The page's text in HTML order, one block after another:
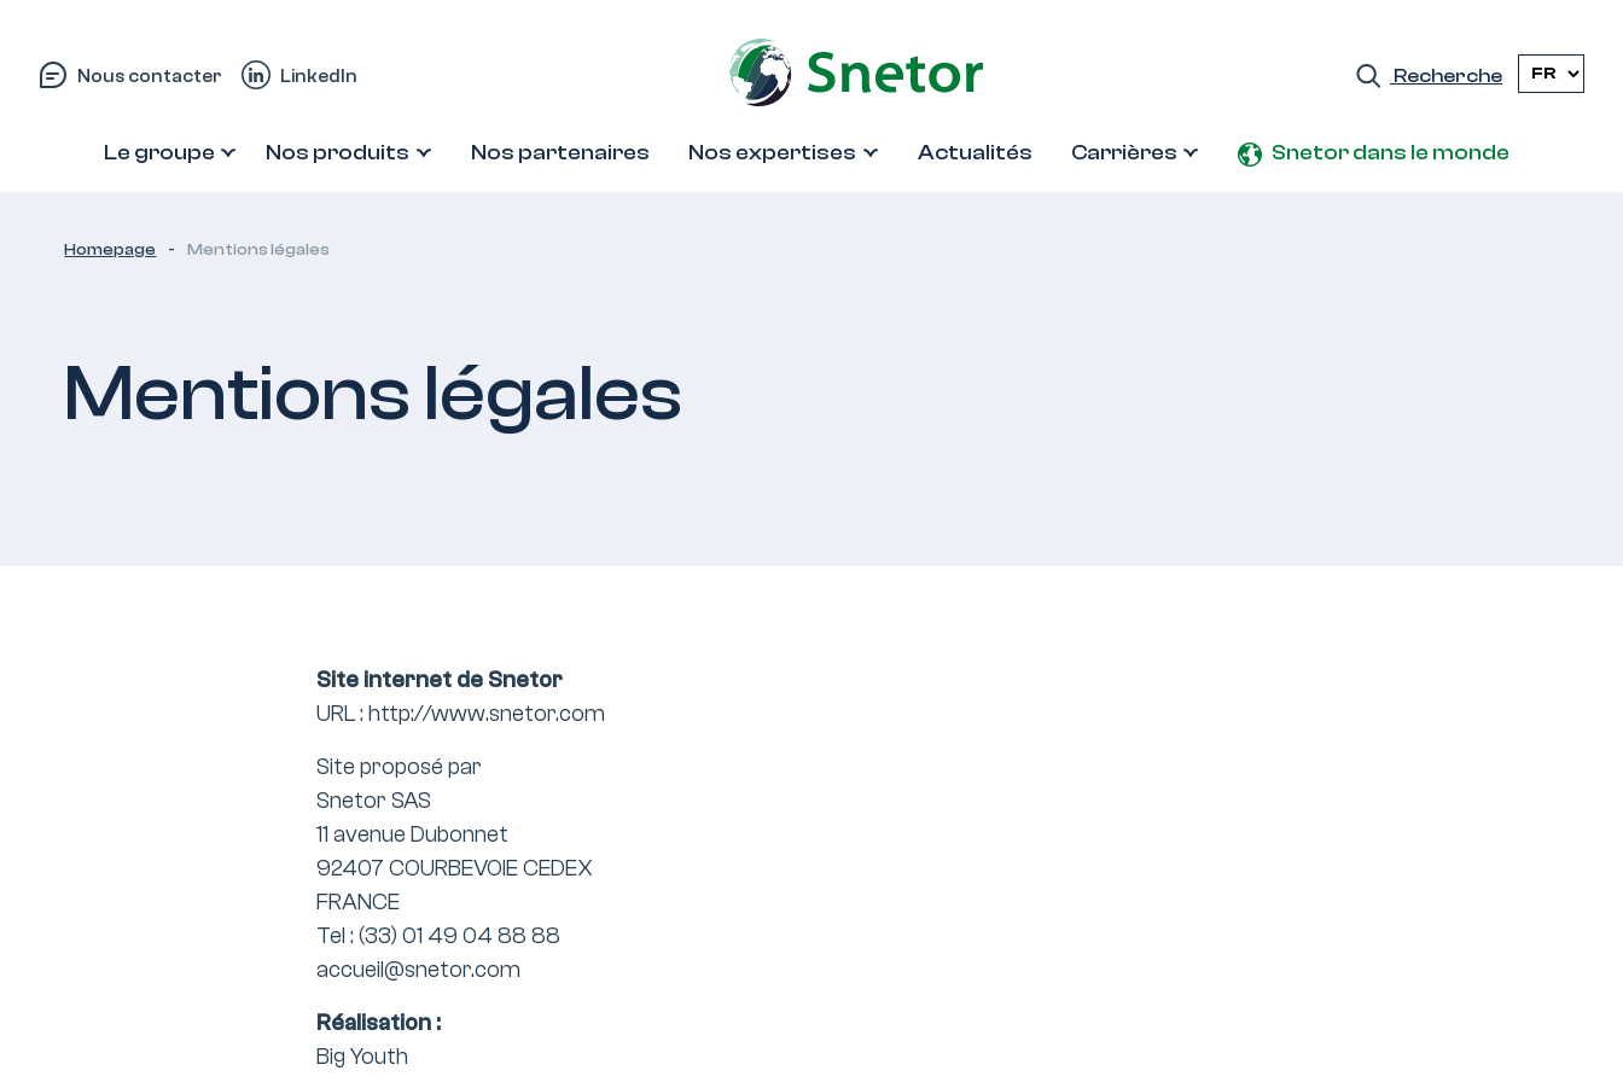
Nous contacter LinkedIn Recherche
Le groupe Nos produits Nos partenaires Nos expertises Actualités Carrières Snetor dans le monde
Homepage - Mentions légales
Mentions légales
Site internet de Snetor
URL : http://www.snetor.com
Site proposé par
Snetor SAS
11 avenue Dubonnet
92407 COURBEVOIE CEDEX
FRANCE
Tel : (33) 01 49 04 88 88
accueil@snetor.com
Réalisation :
Big Youth